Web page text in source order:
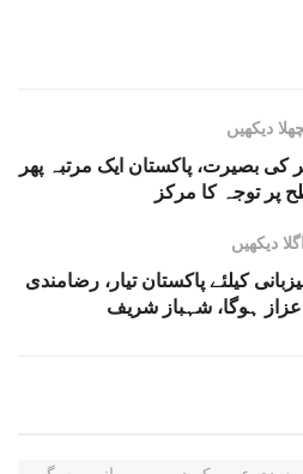
دیکھیں
بصیرت، پاکستان ایک مرتبہ پھر
پر توجہ کا مرکز
اگلا دیکھیں
کیلئے پاکستان تیار، رضامندی
ہوگا، شہباز شریف